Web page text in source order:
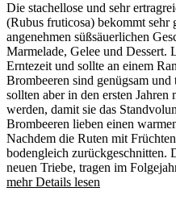
Die stachellose und sehr
(Rubus fruticosa) bekommt sehr
angenehmen süßsäuerlichen
Marmelade, Gelee und Dessert.
Erntezeit und sollte an einem
Brombeeren sind genügsam
sollten aber in den ersten
werden, damit sie das
Brombeeren lieben einen
Nachdem die Ruten mit
bodengleich zurückgeschnitten.
neuen Triebe, tragen im
mehr Details lesen